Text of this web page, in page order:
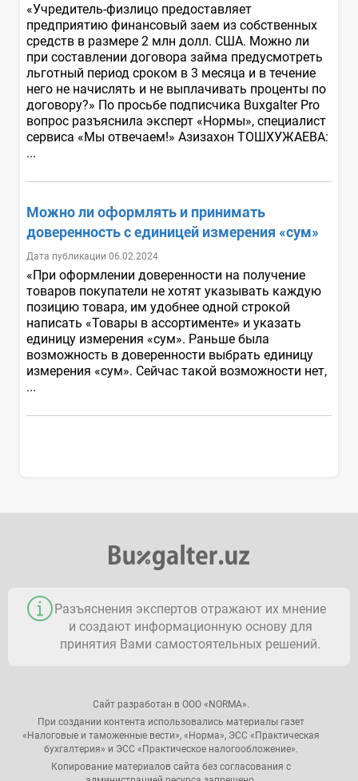
«Учредитель-физлицо предоставляет
предприятию финансовый заем из собственных
средств в размере 2 млн долл. США. Можно ли
при составлении договора займа предусмотреть
льготный период сроком в 3 месяца и в течение
него не начислять и не выплачивать проценты по
договору?» По просьбе подписчика Buxgalter Pro
вопрос разъяснила эксперт «Нормы», специалист
сервиса «Мы отвечаем!» Азизахон ТОШХУЖАЕВА:
...
Можно ли оформлять и принимать
доверенность с единицей измерения «сум»
Дата публикации 06.02.2024
«При оформлении доверенности на получение
товаров покупатели не хотят указывать каждую
позицию товара, им удобнее одной строкой
написать «Товары в ассортименте» и указать
единицу измерения «сум». Раньше была
возможность в доверенности выбрать единицу
измерения «сум». Сейчас такой возможности нет,
...
Разъяснения экспертов отражают их мнение
и создают информационную основу для
принятия Вами самостоятельных решений.
Сайт разработан в ООО «NORMA».
При создании контента использовались материалы газет
«Налоговые и таможенные вести», «Норма», ЭСС «Практическая
бухгалтерия» и ЭСС «Практическое налогообложение».
Копирование материалов сайта без согласования с